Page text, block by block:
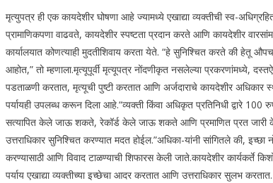
मृत्युपत्र ही एक कायदेशीर घोषणा आहे ज्यामध्ये एखाद्या व्यक्तीची स्व-
प्रामाणिकपणा वाढवते, कायदेशीर स्पष्टता प्रदान करते आणि कायदेशीर
कार्यालयात कोणत्याही मुदतीशिवाय करता येते. “हे सुनिश्चित करते की हेतू
आहोत,” तो म्हणाला.मृत्यूपूर्वी मृत्यूपत्र नोंदणीकृत नसलेल्या प्रकरणांमध्ये,
पडताळणी करतात, मृत्यूची पुष्टी करतात आणि अर्जदाराचे कायदेशीर अधिकार
पर्यायही उपलब्ध करून दिला आहे.“व्यक्ती किंवा अधिकृत प्रतिनिधी द्वारे
सत्यापित केले जाऊ शकते, रेकॉर्ड केले जाऊ शकते आणि प्रमाणित प्रत जारी
उत्तराधिकार सुनिश्चित करण्यात मदत होईल.”अधिका-यांनी सांगितले की,
करण्यासाठी आणि विवाद टाळण्याची शिफारस केली जाते.कायदेशीर कार्यकर्ते
पर्याय एखाद्या व्यक्तीच्या इच्छेचा आदर करतात आणि उत्तराधिकार सुलभ करतात.